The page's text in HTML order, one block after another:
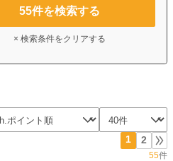
55件を検索する
× 検索条件をクリアする
1 2
55件